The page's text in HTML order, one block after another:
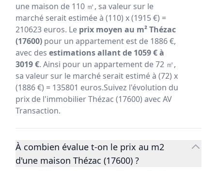
une maison de 110 ㎡, sa valeur sur le
marché serait estimée à (110) x (1915 €) =
210623 euros. Le prix moyen au m² Thézac
(17600) pour un appartement est de 1886 €,
avec des estimations allant de 1059 € à
3019 €. Ainsi pour un appartement de 72 ㎡,
sa valeur sur le marché serait estimé à (72) x
(1886 €) = 135801 euros.Suivez l'évolution du
prix de l'immobilier Thézac (17600) avec AV
Transaction.
À combien évalue t-on le prix au m2
d'une maison Thézac (17600) ?